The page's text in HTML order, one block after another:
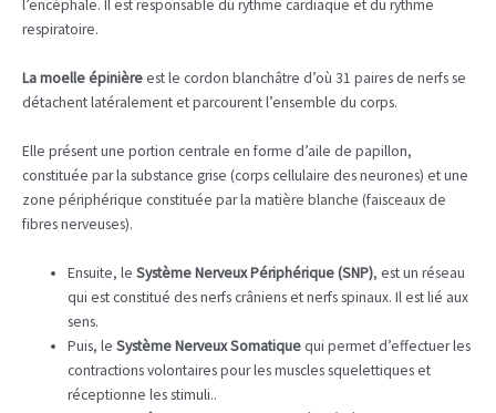
l’encéphale. Il est responsable du rythme cardiaque et du rythme
respiratoire.
La moelle épinièreest le cordon blanchâtre d’où 31 paires de nerfs se
détachent latéralement et parcourent l’ensemble du corps.
Elle présent une portion centrale en forme d’aile de papillon,
constituée par la substance grise (corps cellulaire des neurones) et une
zone périphérique constituée par la matière blanche (faisceaux de
fibres nerveuses).
Ensuite, leSystème Nerveux Périphérique(SNP), est un réseau
qui est constitué des nerfs crâniens et nerfs spinaux. Il est lié aux
sens.
Puis, leSystème Nerveux Somatiquequi permet d’effectuer les
contractions volontaires pour les muscles squelettiques et
réceptionne les stimuli..